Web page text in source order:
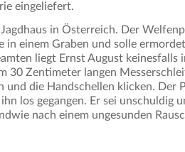
eingeliefert.
in Österreich. Der
einem Graben und solle
liegt Ernst August keinesfalls
30 Zentimeter langen
die Handschellen klicken. Der
los gegangen. Er sei unschuldig
nach einem ungesunden